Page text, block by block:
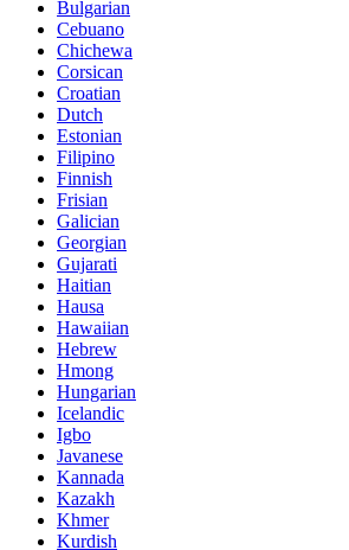
Bulgarian
Cebuano
Chichewa
Corsican
Croatian
Dutch
Estonian
Filipino
Finnish
Frisian
Galician
Georgian
Gujarati
Haitian
Hausa
Hawaiian
Hebrew
Hmong
Hungarian
Icelandic
Igbo
Javanese
Kannada
Kazakh
Khmer
Kurdish